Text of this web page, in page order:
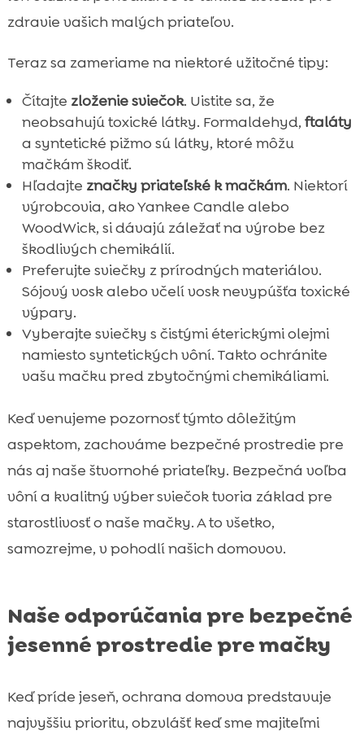
zdravie vašich malých priateľov.
Teraz sa zameriame na niektoré užitočné tipy:
Čítajte zloženie sviečok. Uistite sa, že
neobsahujú toxické látky. Formaldehyd, ftaláty
a syntetické pižmo sú látky, ktoré môžu
mačkám škodiť.
Hľadajte značky priateľské k mačkám. Niektorí
výrobcovia, ako Yankee Candle alebo
WoodWick, si dávajú záležať na výrobe bez
škodlivých chemikálií.
Preferujte sviečky z prírodných materiálov.
Sójový vosk alebo včelí vosk nevypúšťa toxické
výpary.
Vyberajte sviečky s čistými éterickými olejmi
namiesto syntetických vôní. Takto ochránite
vašu mačku pred zbytočnými chemikáliami.
Keď venujeme pozornosť týmto dôležitým
aspektom, zachováme bezpečné prostredie pre
nás aj naše štvornohé priateľky. Bezpečná voľba
vôní a kvalitný výber sviečok tvoria základ pre
starostlivosť o naše mačky. A to všetko,
samozrejme, v pohodlí našich domovov.
Naše odporúčania pre bezpečné
jesenné prostredie pre mačky
Keď príde jeseň, ochrana domova predstavuje
najvyššiu prioritu, obzvlášť keď sme majiteľmi